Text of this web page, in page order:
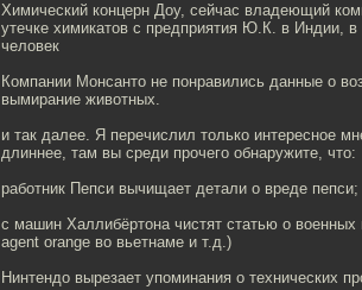
Химический концерн Доу, сейчас владеющий
утечке химикатов с предприятия Ю.К. в Индии, в
человек
Компании Монсанто не понравились данные о
вымирание животных.
и так далее. Я перечислил только интересное
длиннее, там вы среди прочего обнаружите, что:
работник Пепси вычищает детали о вреде пепси;
с машин Халлибёртона чистят статью о
agent orange во вьетнаме и т.д.)
Нинтендо вырезает упоминания о технических